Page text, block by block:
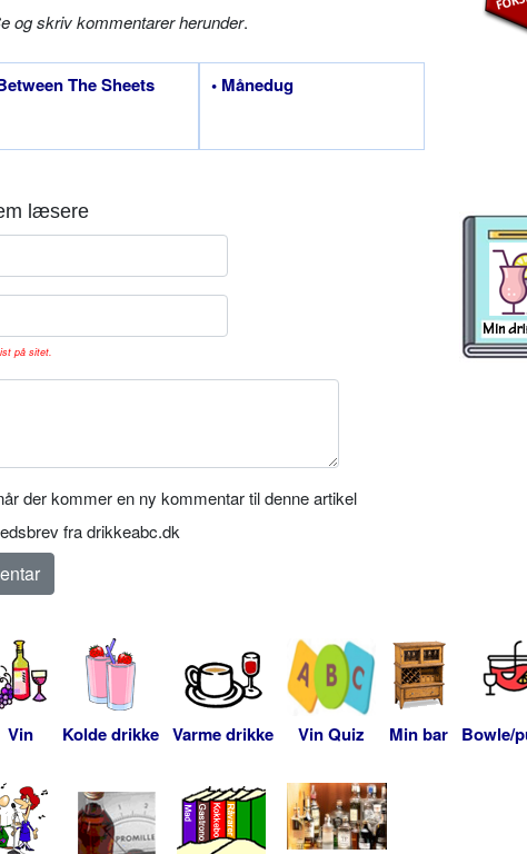
og skriv kommentarer herunder.
The Sheets • Månedug
læsere
på sitet.
der kommer en ny kommentar til denne artikel
fra drikkeabc.dk
Vin Kolde drikke Varme drikke Vin Quiz Min bar Bowle/